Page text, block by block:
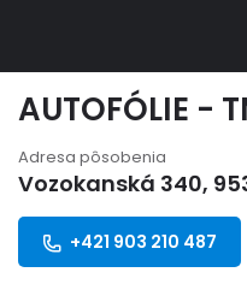
AUTOFÓLIE -
Adresa pôsobenia
Vozokanská 340,
+421 903 210 487